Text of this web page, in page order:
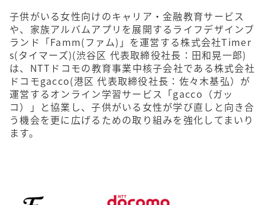
子供がいる女性向けのキャリア・金融教育サービス
や、家族アルバムアプリを展開するライフデザインブ
ランド「Famm(ファム)」を運営する株式会社Timer
s(タイマーズ)(渋谷区 代表取締役社長：田和晃一郎)
は、NTTドコモの教育事業中核子会社である株式会社
ドコモgacco(港区 代表取締役社長：佐々木基弘）が
運営するオンライン学習サービス「gacco（ガッ
コ）」と協業し、子供がいる女性が学び直しと向き合
う機会を更に広げるための取り組みを強化してまいり
ます。